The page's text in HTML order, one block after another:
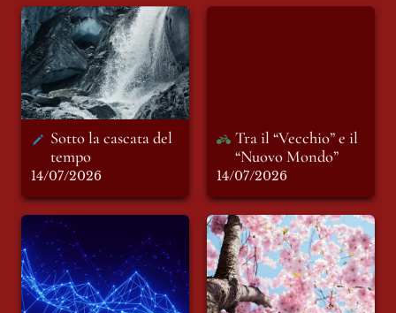
Sotto la cascata del
tempo
Sotto la cascata del
tempo
14/07/2026
Tra il “Vecchio” e il
“Nuovo Mondo”
14/07/2026
L'anestesia del
consenso: quando il
controllo dell'altro
maschera il vuoto
interiore
Il mondo ha bisogno
di primavera